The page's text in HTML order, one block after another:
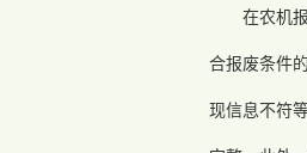
在农机
合报废条件
现信息不符